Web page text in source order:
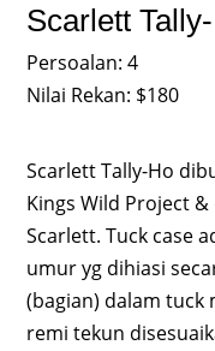
Scarlett
Persoalan: 4
Nilai Rekan: $180
Scarlett Tally-Ho
Kings Wild Project
Scarlett. Tuck case
umur yg dihiasi
(bagian) dalam tuck
remi tekun